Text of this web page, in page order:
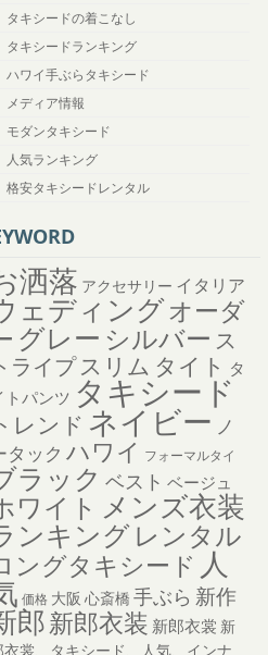
タキシードの着こなし
タキシードランキング
ハワイ手ぶらタキシード
メディア情報
モダンタキシード
人気ランキング
格安タキシードレンタル
洒落 アクセサリー イタリア
ェディングオーダ
グレー シルバー ス
ライプスリム タイト タ
トパンツ タキシード
レンド ネイビー ノ
タック ハワイ フォーマルタイ
ラック ベスト ベージュ
ワイト メンズ衣装
ンキングレンタル
ングタキシード 人
価格 大阪 心斎橋 手ぶら 新作
郎新郎衣装 新郎衣裳 新
衣裳、タキシード、人気、インナ